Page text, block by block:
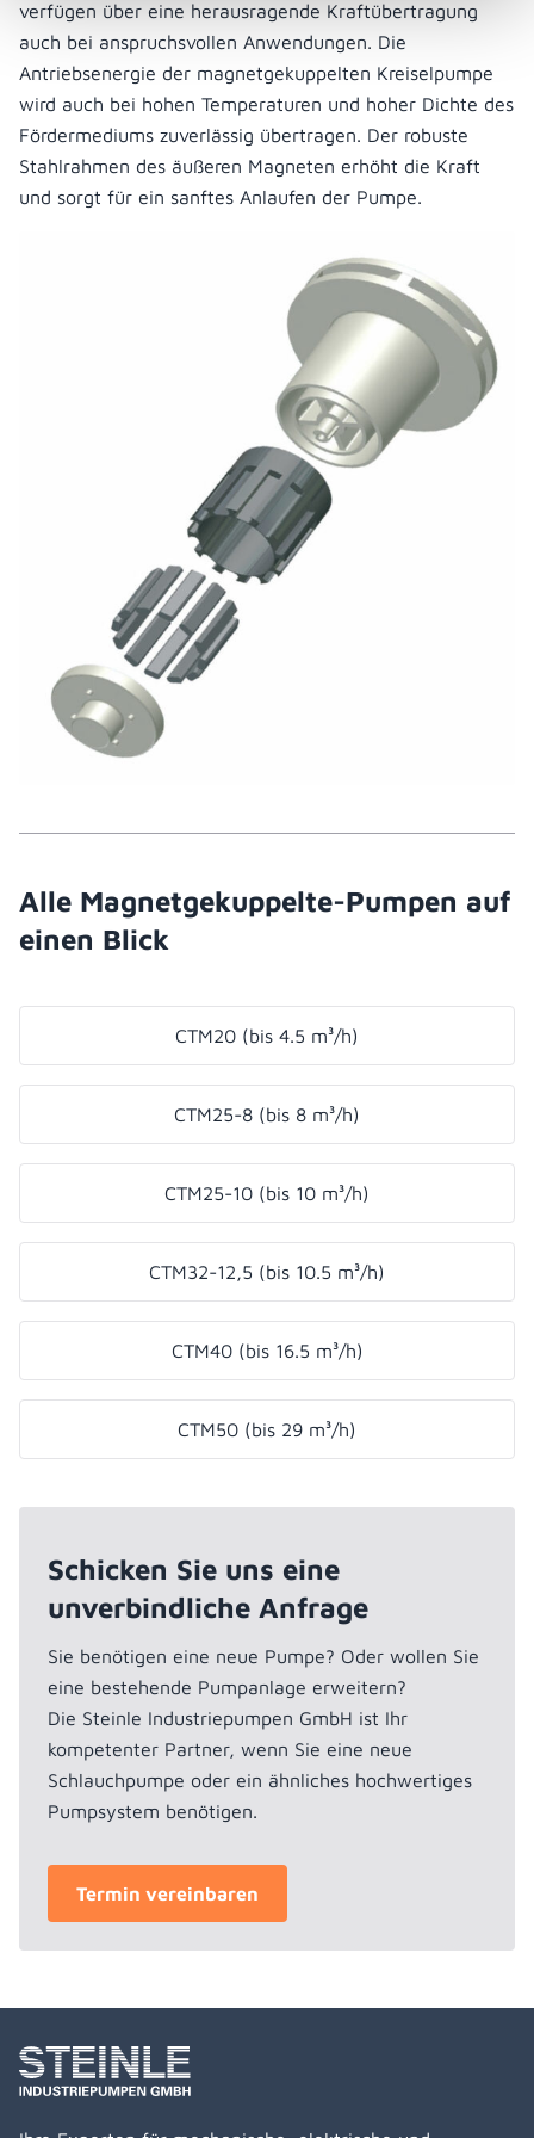
verfügen über eine herausragende Kraftübertragung
auch bei anspruchsvollen Anwendungen. Die
Antriebsenergie der magnetgekuppelten Kreiselpumpe
wird auch bei hohen Temperaturen und hoher Dichte des
Fördermediums zuverlässig übertragen. Der robuste
Stahlrahmen des äußeren Magneten erhöht die Kraft
und sorgt für ein sanftes Anlaufen der Pumpe.
Alle Magnetgekuppelte-Pumpen auf
einen Blick
CTM20 (bis 4.5 m³/h)
CTM25-8 (bis 8 m³/h)
CTM25-10 (bis 10 m³/h)
CTM32-12,5 (bis 10.5 m³/h)
CTM40 (bis 16.5 m³/h)
CTM50 (bis 29 m³/h)
Schicken Sie uns eine
unverbindliche Anfrage
Sie benötigen eine neue Pumpe? Oder wollen Sie
eine bestehende Pumpanlage erweitern?
Die Steinle Industriepumpen GmbH ist Ihr
kompetenter Partner, wenn Sie eine neue
Schlauchpumpe oder ein ähnliches hochwertiges
Pumpsystem benötigen.
Termin vereinbaren